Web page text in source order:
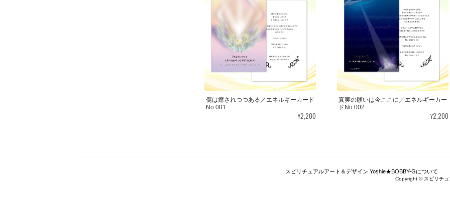
うで嬉しいです。とても励みになります
がとうございました。
2022/05/30
ありがとうございます。 いつの日かまた逢える
思います。
レビューありがとうございます。 ペット
エネルギーカードを無事に受け取りました。 見
＾ 早速お札入れに入れて願いを込めました。
傷は癒されつつある／エネルギーカード
No.001
¥2,200
真実の願いは今ここに／エネルギーカー
ドNo.002
¥2,200
スピリチュアルアート＆デザイン Yoshie★BOBBY-Gについて
Copyright © スピリチ